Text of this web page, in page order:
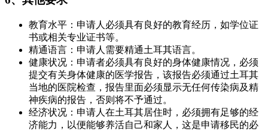
教育水平：申请人必须具有良好的教育经历，如学位证
书或相关专业证书等。
精通语言：申请人需要精通土耳其语言。
健康状况：申请者必须具有良好的身体健康情况，必须
提交有关身体健康的医学报告，该报告必须通过土耳其
当地的医院检查，报告里面必须显示无任何传染病及精
神疾病的报告，否则将不予通过。
经济状况：申请人在土耳其居住时，必须拥有足够的经
济能力，以便能够养活自己和家人，这是申请移民的必